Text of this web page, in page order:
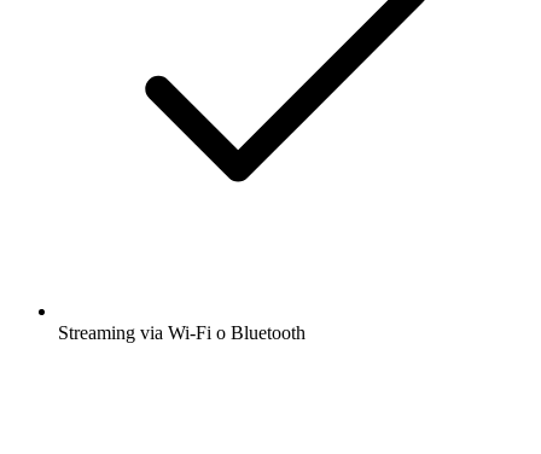
Streaming via Wi-Fi o Bluetooth